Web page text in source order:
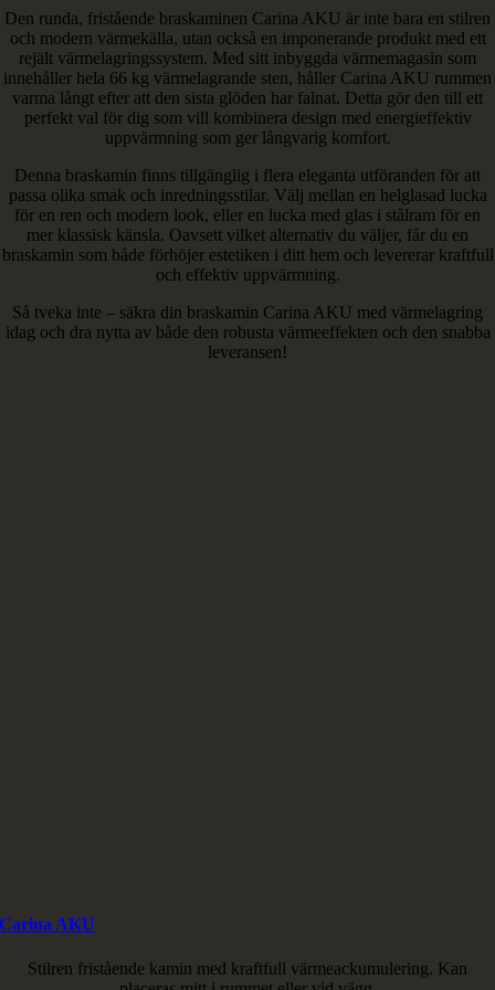
Den runda, fristående braskaminen Carina AKU är inte bara en stilren
och modern värmekälla, utan också en imponerande produkt med ett
rejält värmelagringssystem. Med sitt inbyggda värmemagasin som
innehåller hela 66 kg värmelagrande sten, håller Carina AKU rummen
varma långt efter att den sista glöden har falnat. Detta gör den till ett
perfekt val för dig som vill kombinera design med energieffektiv
uppvärmning som ger långvarig komfort.
Denna braskamin finns tillgänglig i flera eleganta utföranden för att
passa olika smak och inredningsstilar. Välj mellan en helglasad lucka
för en ren och modern look, eller en lucka med glas i stålram för en
mer klassisk känsla. Oavsett vilket alternativ du väljer, får du en
braskamin som både förhöjer estetiken i ditt hem och levererar kraftfull
och effektiv uppvärmning.
Så tveka inte – säkra din braskamin Carina AKU med värmelagring
idag och dra nytta av både den robusta värmeeffekten och den snabba
leveransen!
Carina AKU
Stilren fristående kamin med kraftfull värmeackumulering. Kan